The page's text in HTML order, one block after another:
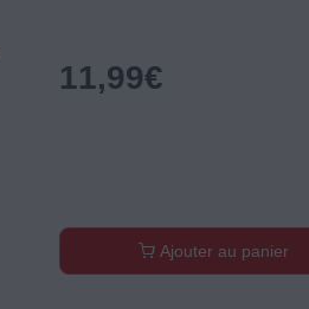
11,99€
Ajouter au panier